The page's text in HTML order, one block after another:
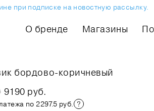
при подписке на новостную рассылку.
О бренде Магазины
бордово-коричневый
9190 руб.
по 2297.5 руб.